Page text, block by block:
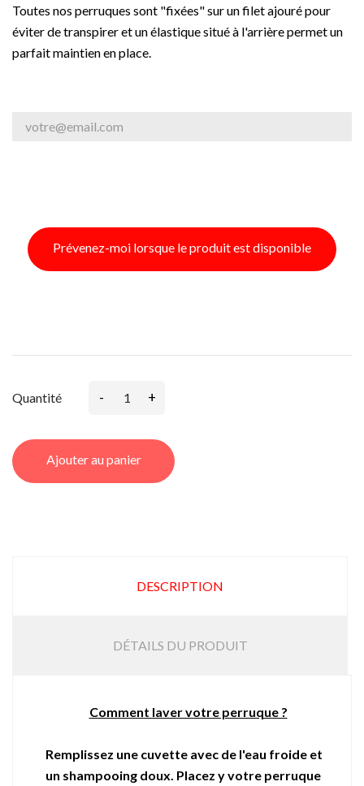
Toutes nos perruques sont "fixées" sur un filet ajouré pour
éviter de transpirer et un élastique situé à l'arrière permet un
parfait maintien en place.
Prévenez-moi lorsque le produit est disponible
Quantité - +
Ajouter au panier
DESCRIPTION
DÉTAILS DU PRODUIT
Comment laver votre perruque ?
Remplissez une cuvette avec de l'eau froide et
un shampooing doux. Placez y votre perruque